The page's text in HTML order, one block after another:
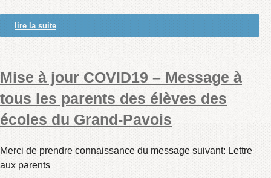
lire la suite
Mise à jour COVID19 – Message à
tous les parents des élèves des
écoles du Grand-Pavois
Merci de prendre connaissance du message suivant: Lettre
aux parents